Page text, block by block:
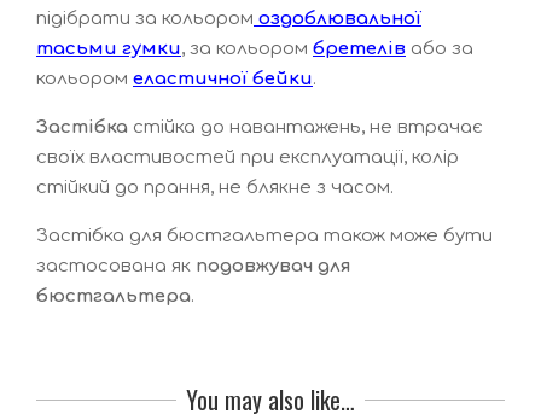
підібрати за кольором оздоблювальної
тасьми гумки, за кольором бретелів або за
кольором еластичної бейки.
Застібка стійка до навантажень, не втрачає
своїх властивостей при експлуатації, колір
стійкий до прання, не блякне з часом.
Застібка для бюстгальтера також може бути
застосована як подовжувач для
бюстгальтера.
You may also like…